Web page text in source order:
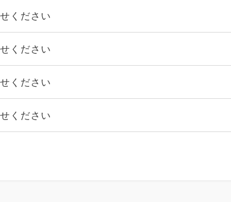
ください
ください
ください
ください